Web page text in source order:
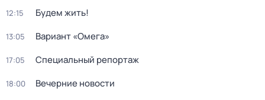
12:15 Будем жить!
13:05 Вариант «Омега»
17:05 Специальный репортаж
18:00 Вечерние новости